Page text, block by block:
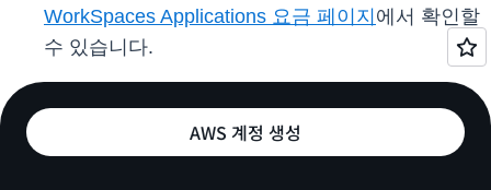
WorkSpaces Applications 요금 페이지 에서 확인할
수 있습니다.
AWS 계정 생성